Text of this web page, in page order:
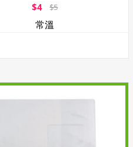
$4 $5
常溫